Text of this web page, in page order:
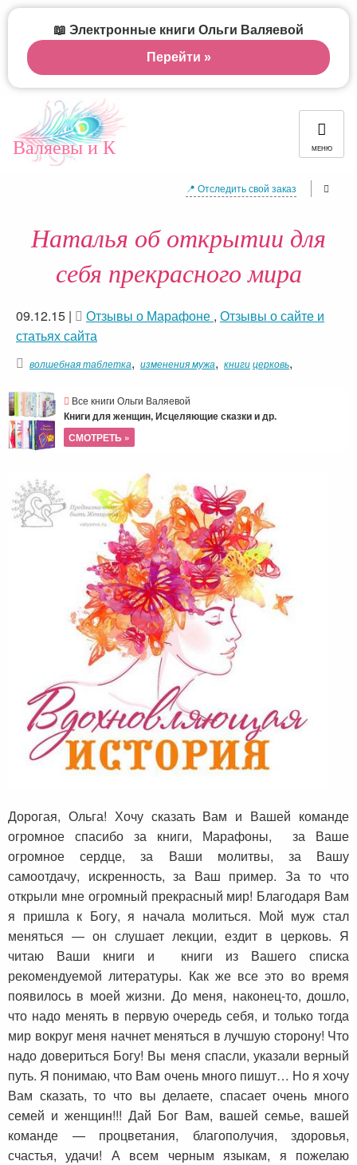
Валяевы и К МЕНЮ
📍 Отследить свой заказ
Наталья об открытии для
себя прекрасного мира
09.12.15 | Отзывы о Марафоне , Отзывы о сайте и
статьях сайта
волшебная таблетка, изменения мужа, книгицерковь,
Все книги Ольги Валяевой
Книги для женщин, Исцеляющие сказки и др.
СМОТРЕТЬ »
Дорогая, Ольга! Хочу сказать Вам и Вашей команде
огромное спасибо за книги, Марафоны, за Ваше
огромное сердце, за Ваши молитвы, за Вашу
самоотдачу, искренность, за Ваш пример. За то что
открыли мне огромный прекрасный мир! Благодаря Вам
я пришла к Богу, я начала молиться. Мой муж стал
меняться — он слушает лекции, ездит в церковь. Я
читаю Ваши книги и книги из Вашего списка
рекомендуемой литературы. Как же все это во время
появилось в моей жизни. До меня, наконец-то, дошло,
что надо менять в первую очередь себя, и только тогда
мир вокруг меня начнет меняться в лучшую сторону! Что
надо довериться Богу! Вы меня спасли, указали верный
путь. Я понимаю, что Вам очень много пишут… Но я хочу
Вам сказать, то что вы делаете, спасает очень много
семей и женщин!!! Дай Бог Вам, вашей семье, вашей
команде — процветания, благополучия, здоровья,
счастья, удачи! А всем черным языкам, я пожелаю
📖 Электронные книги Ольги Валяевой
Перейти »